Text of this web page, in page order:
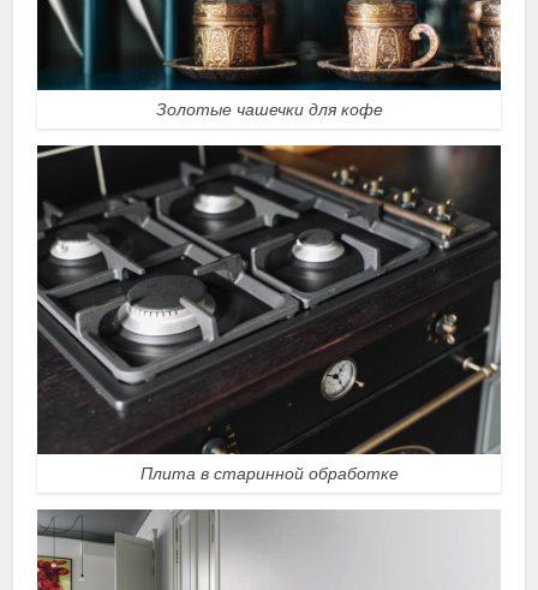
Золотые чашечки для кофе
Плита в старинной обработке